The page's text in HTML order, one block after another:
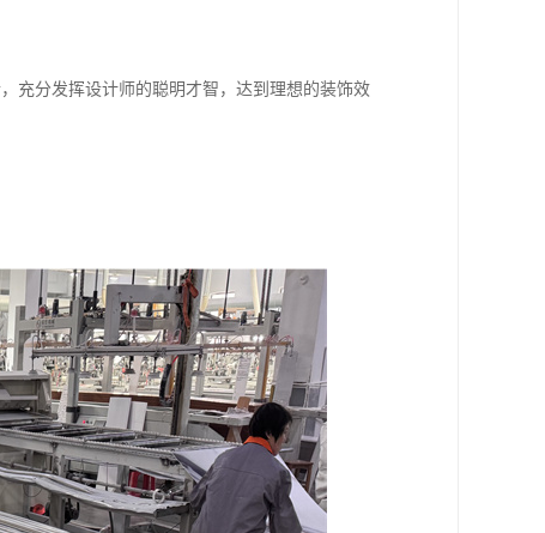
充分发挥设计师的聪明才智，达到理想的装饰效